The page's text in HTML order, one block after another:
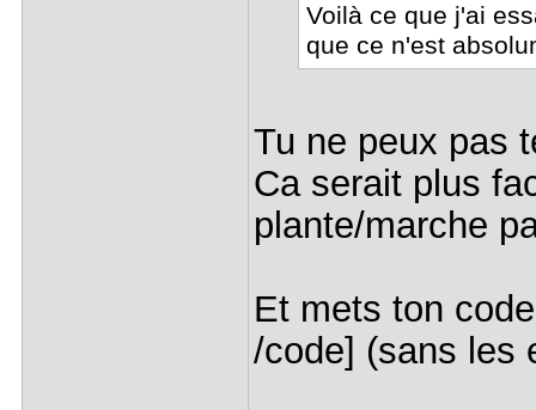
Voilà ce que j'ai
que ce n'est
Tu ne peux pas
Ca serait plus
plante/marche
Et mets ton
/code] (sans les